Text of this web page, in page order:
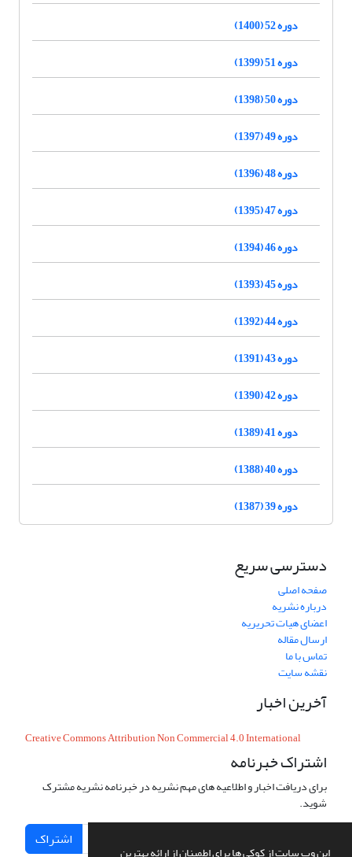
این وب سایت از کوکی ها برای اطمینان از ارائه بهترین
دوره 52 (1400)
دوره 51 (1399)
دوره 50 (1398)
دوره 49 (1397)
دوره 48 (1396)
دوره 47 (1395)
دوره 46 (1394)
دوره 45 (1393)
دوره 44 (1392)
دوره 43 (1391)
دوره 42 (1390)
دوره 41 (1389)
دوره 40 (1388)
دوره 39 (1387)
دسترسی سریع
صفحه اصلی
درباره نشریه
اعضای هیات تحریریه
ارسال مقاله
تماس با ما
نقشه سایت
آخرین اخبار
Creative Commons Attribution Non Commercial 4.0 International
اشتراک خبرنامه
برای دریافت اخبار و اطلاعیه های مهم نشریه در خبرنامه نشریه مشترک
شوید.
اشتراک